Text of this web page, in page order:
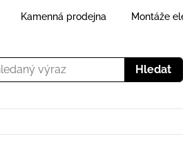
Kamenná prodejna Montáže
Hledat